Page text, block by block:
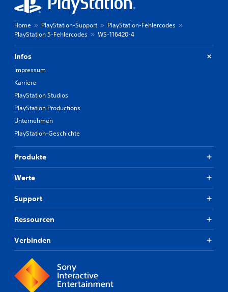
Home PlayStation-Support
PlayStation-Fehlercodes
PlayStation 5-Fehlercodes
WS-116420-4
Infos
Impressum
Karriere
PlayStation Studios
PlayStation Productions
Unternehmen
PlayStation-Geschichte
Produkte
Werte
Support
Ressourcen
Verbinden